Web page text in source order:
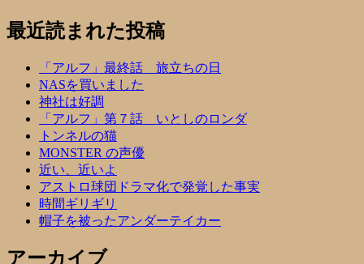
最近読まれた投稿
「アルフ」最終話 旅立ちの日
NASを買いました
神社は好調
「アルフ」第７話 いとしのロンダ
トンネルの猫
MONSTER の声優
近い、近いよ
アストロ球団ドラマ化で発覚した事実
時間ギリギリ
帽子を被ったアンダーテイカー
アーカイブ